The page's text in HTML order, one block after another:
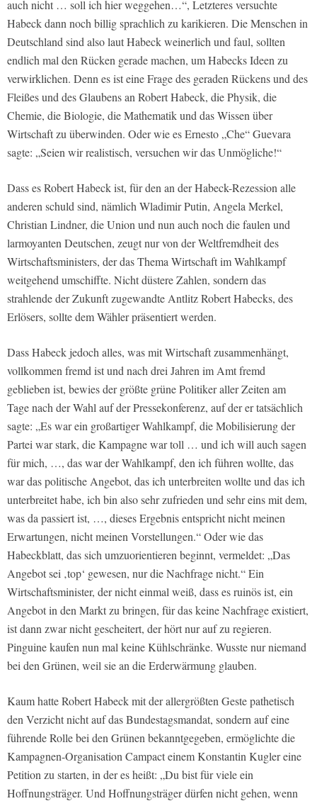
auch nicht … soll ich hier weggehen…“, Letzteres versuchte
Habeck dann noch billig sprachlich zu karikieren. Die Menschen in
Deutschland sind also laut Habeck weinerlich und faul, sollten
endlich mal den Rücken gerade machen, um Habecks Ideen zu
verwirklichen. Denn es ist eine Frage des geraden Rückens und des
Fleißes und des Glaubens an Robert Habeck, die Physik, die
Chemie, die Biologie, die Mathematik und das Wissen über
Wirtschaft zu überwinden. Oder wie es Ernesto „Che“ Guevara
sagte: „Seien wir realistisch, versuchen wir das Unmögliche!“
Dass es Robert Habeck ist, für den an der Habeck-Rezession alle
anderen schuld sind, nämlich Wladimir Putin, Angela Merkel,
Christian Lindner, die Union und nun auch noch die faulen und
larmoyanten Deutschen, zeugt nur von der Weltfremdheit des
Wirtschaftsministers, der das Thema Wirtschaft im Wahlkampf
weitgehend umschiffte. Nicht düstere Zahlen, sondern das
strahlende der Zukunft zugewandte Antlitz Robert Habecks, des
Erlösers, sollte dem Wähler präsentiert werden.
Dass Habeck jedoch alles, was mit Wirtschaft zusammenhängt,
vollkommen fremd ist und nach drei Jahren im Amt fremd
geblieben ist, bewies der größte grüne Politiker aller Zeiten am
Tage nach der Wahl auf der Pressekonferenz, auf der er tatsächlich
sagte: „Es war ein großartiger Wahlkampf, die Mobilisierung der
Partei war stark, die Kampagne war toll … und ich will auch sagen
für mich, …, das war der Wahlkampf, den ich führen wollte, das
war das politische Angebot, das ich unterbreiten wollte und das ich
unterbreitet habe, ich bin also sehr zufrieden und sehr eins mit dem,
was da passiert ist, …, dieses Ergebnis entspricht nicht meinen
Erwartungen, nicht meinen Vorstellungen.“ Oder wie das
Habeckblatt, das sich umzuorientieren beginnt, vermeldet: „Das
Angebot sei ‚top‘ gewesen, nur die Nachfrage nicht.“ Ein
Wirtschaftsminister, der nicht einmal weiß, dass es ruinös ist, ein
Angebot in den Markt zu bringen, für das keine Nachfrage existiert,
ist dann zwar nicht gescheitert, der hört nur auf zu regieren.
Pinguine kaufen nun mal keine Kühlschränke. Wusste nur niemand
bei den Grünen, weil sie an die Erderwärmung glauben.
Kaum hatte Robert Habeck mit der allergrößten Geste pathetisch
den Verzicht nicht auf das Bundestagsmandat, sondern auf eine
führende Rolle bei den Grünen bekanntgegeben, ermöglichte die
Kampagnen-Organisation Campact einem Konstantin Kugler eine
Petition zu starten, in der es heißt: „Du bist für viele ein
Hoffnungsträger. Und Hoffnungsträger dürfen nicht gehen, wenn